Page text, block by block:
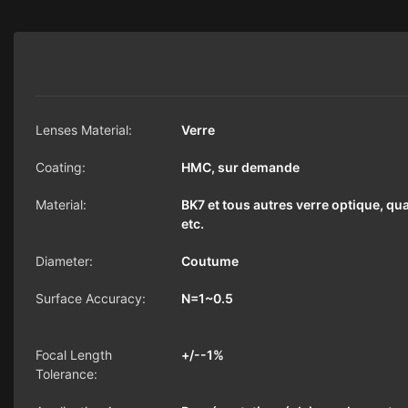
Lenses Material: Verre
Coating: HMC, sur demande
Material:
BK7 et tous autres verre optique,
etc.
Diameter: Coutume
Surface Accuracy: N=1~0.5
Focal Length
Tolerance:
+/--1%